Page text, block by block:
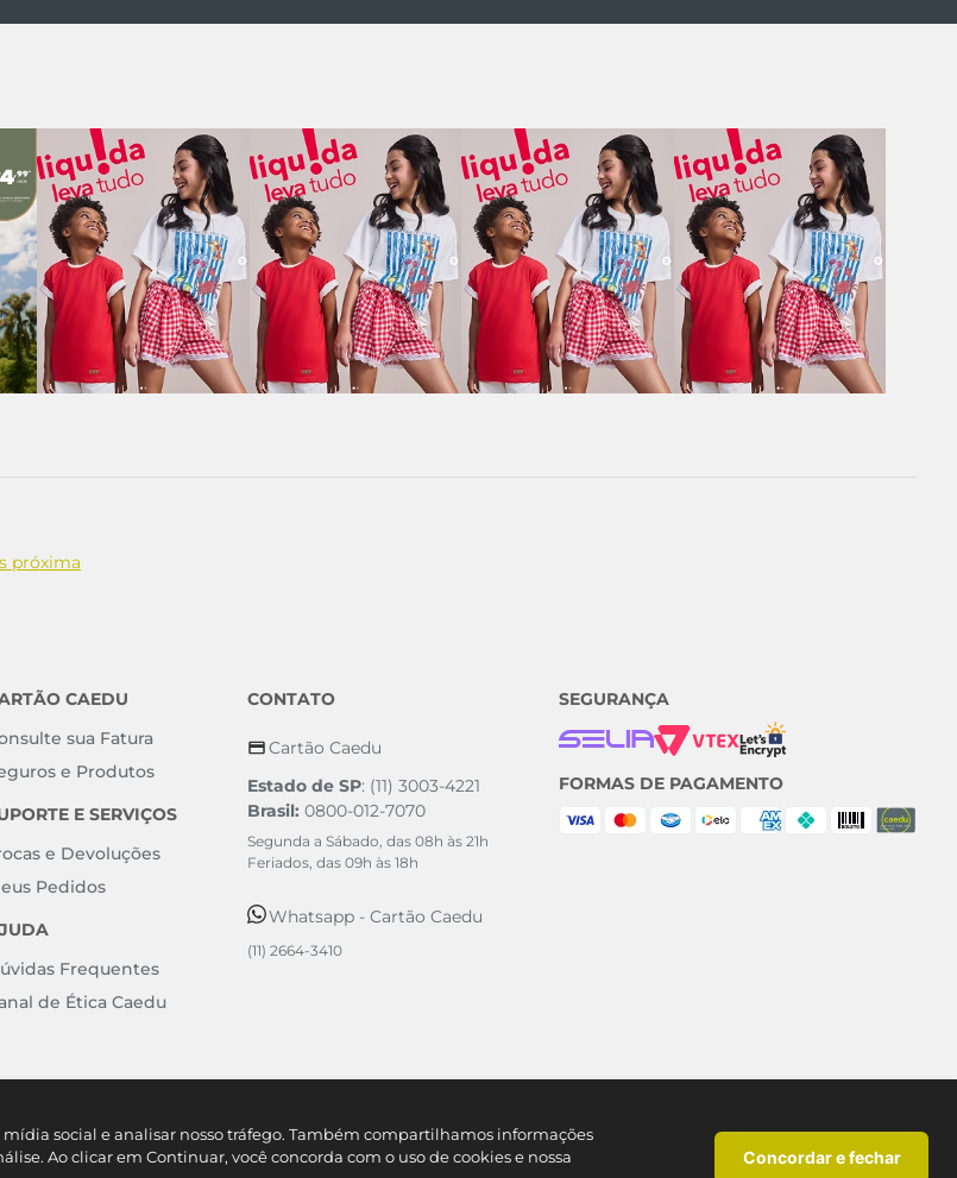
social e analisar nosso tráfego. Também compartilhamos informações
Ao clicar em Continuar, você concorda com o uso de cookies e nossa
Concordar e fechar
próxima
CAEDU
sua Fatura
e Produtos
E SERVIÇOS
e Devoluções
Pedidos
Frequentes
de Ética Caedu
CONTATO
Cartão Caedu
Estado de SP: (11) 3003-4221
Brasil: 0800-012-7070
Segunda a Sábado, das 08h às 21h
Feriados, das 09h às 18h
Whatsapp - Cartão Caedu
(11) 2664-3410
SEGURANÇA
FORMAS DE PAGAMENTO